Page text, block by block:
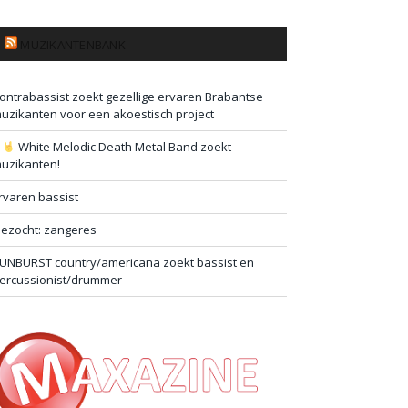
zoekt gezellige ervaren Brabantse
voor een akoestisch project
White Melodic Death Metal Band zoekt
bassist
zangeres
country/americana zoekt bassist en
drummer